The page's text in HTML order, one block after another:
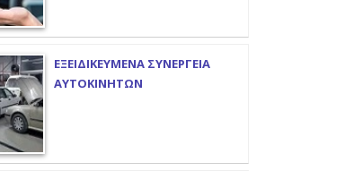
ΕΞΕΙΔΙΚΕΥΜΕΝΑ ΣΥΝΕΡΓΕΙΑ
ΑΥΤΟΚΙΝΗΤΩΝ